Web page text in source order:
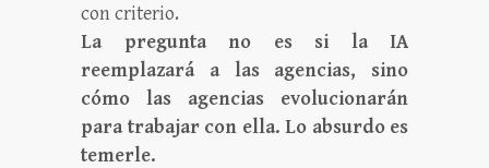
con criterio.
La pregunta no es si la IA
reemplazará a las agencias, sino
cómo las agencias evolucionarán
para trabajar con ella. Lo absurdo es
temerle.